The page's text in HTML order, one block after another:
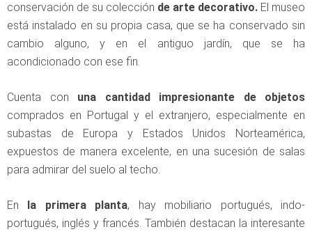
conservación de su colección de arte decorativo. El museo
está instalado en su propia casa, que se ha conservado sin
cambio alguno, y en el antiguo jardín, que se ha
acondicionado con ese fin.
Cuenta con una cantidad impresionante de objetos
comprados en Portugal y el extranjero, especialmente en
subastas de Europa y Estados Unidos Norteamérica,
expuestos de manera excelente, en una sucesión de salas
para admirar del suelo al techo.
En la primera planta, hay mobiliario portugués, indo-
portugués, inglés y francés. También destacan la interesante